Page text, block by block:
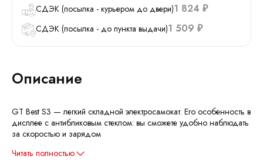
СДЭК (посылка - курьером до двери)1 824 ₽
СДЭК (посылка - до пункта выдачи)1 509 ₽
Описание
GT Best S3 — легкий складной электросамокат. Его особенность в
дисплее с антибликовым стеклом: вы сможете удобно наблюдать
за скоростью и зарядом
Читать полностью